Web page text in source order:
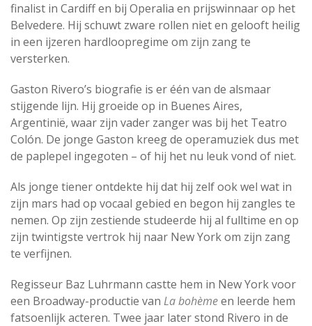
finalist in Cardiff en bij Operalia en prijswinnaar op het
Belvedere. Hij schuwt zware rollen niet en gelooft heilig
in een ijzeren hardloopregime om zijn zang te
versterken.
Gaston Rivero’s biografie is er één van de alsmaar
stijgende lijn. Hij groeide op in Buenes Aires,
Argentinië, waar zijn vader zanger was bij het Teatro
Colón. De jonge Gaston kreeg de operamuziek dus met
de paplepel ingegoten – of hij het nu leuk vond of niet.
Als jonge tiener ontdekte hij dat hij zelf ook wel wat in
zijn mars had op vocaal gebied en begon hij zangles te
nemen. Op zijn zestiende studeerde hij al fulltime en op
zijn twintigste vertrok hij naar New York om zijn zang
te verfijnen.
Regisseur Baz Luhrmann castte hem in New York voor
een Broadway-productie van La bohèmeen leerde hem
fatsoenlijk acteren. Twee jaar later stond Rivero in de